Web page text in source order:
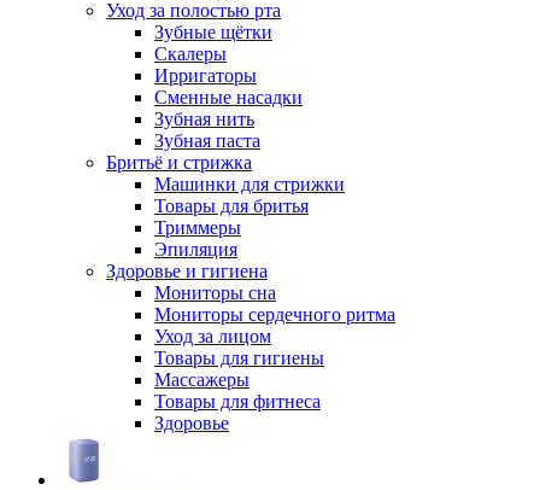
Уход за полостью рта
Зубные щётки
Скалеры
Ирригаторы
Сменные насадки
Зубная нить
Зубная паста
Бритьё и стрижка
Машинки для стрижки
Товары для бритья
Триммеры
Эпиляция
Здоровье и гигиена
Мониторы сна
Мониторы сердечного ритма
Уход за лицом
Товары для гигиены
Массажеры
Товары для фитнеса
Здоровье